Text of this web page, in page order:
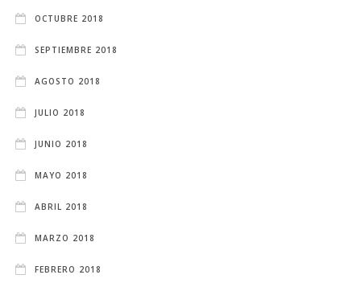
OCTUBRE 2018
SEPTIEMBRE 2018
AGOSTO 2018
JULIO 2018
JUNIO 2018
MAYO 2018
ABRIL 2018
MARZO 2018
FEBRERO 2018